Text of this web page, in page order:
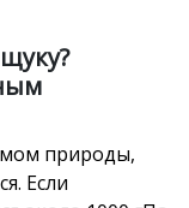
природы,
Если